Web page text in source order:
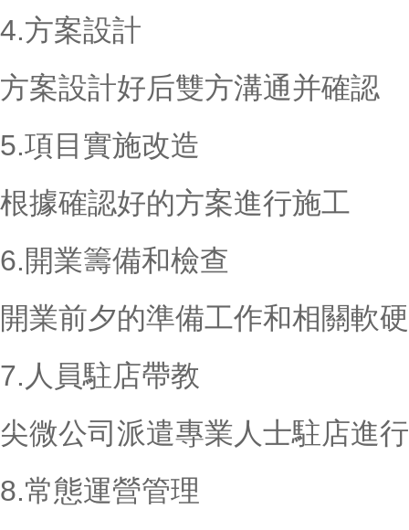
4.方案設計
方案設計好后雙方溝通并確認
5.項目實施改造
根據確認好的方案進行施工
6.開業籌備和檢查
開業前夕的準備工作和相關軟
7.人員駐店帶教
尖微公司派遣專業人士駐店進
8.常態運營管理